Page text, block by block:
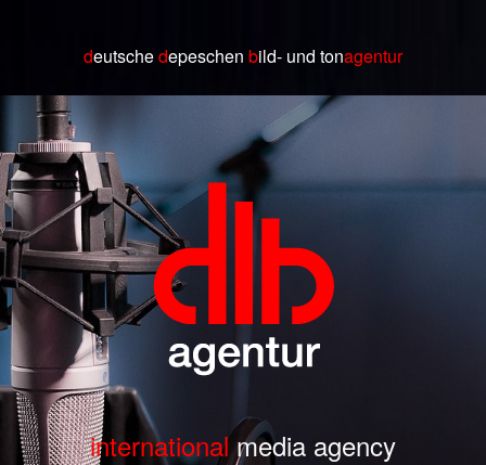
deutschedepeschen bild- und tonagentur
internationalmedia agency